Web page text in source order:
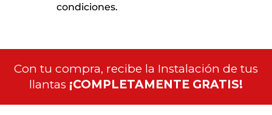
condiciones.
Con tu compra, recibe la Instalación de tus
llantas ¡COMPLETAMENTE GRATIS!